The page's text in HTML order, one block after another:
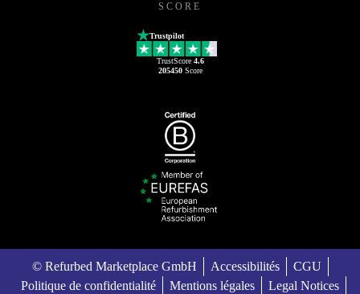
SCORE
Trustpilot
TrustScore 4.6
205450Score
© Refurbed Marketplace GmbH Accessibilités
CGU
Politique de confidentialité
Mentions légales Legal Notices